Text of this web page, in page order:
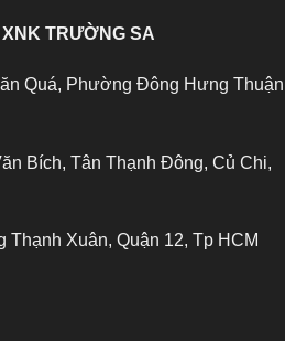
TRƯỜNG SA
Quá, Phường Đông Hưng
Bích, Tân Thạnh Đông, Củ Chi,
Thạnh Xuân, Quận 12, Tp HCM